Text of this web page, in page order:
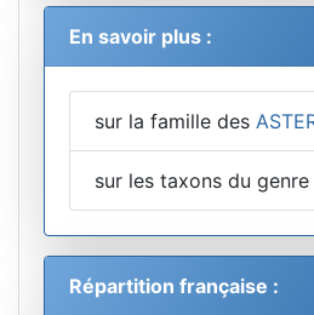
En savoir plus :
sur la famille des
sur les taxons du genre
Répartition française :